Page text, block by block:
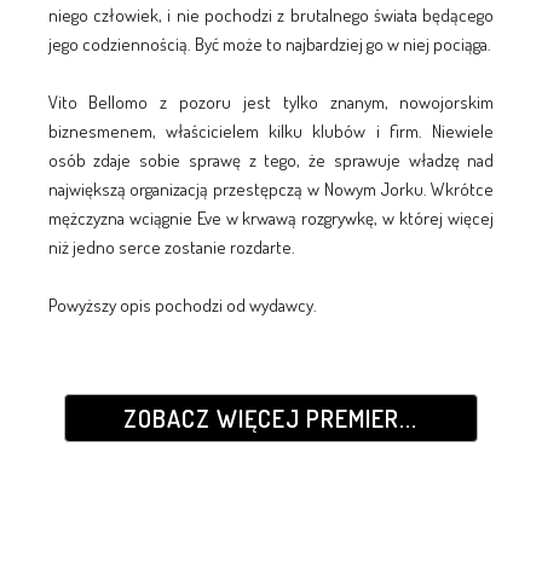
niego człowiek, i nie pochodzi z brutalnego świata będącego
jego codziennością. Być może to najbardziej go w niej pociąga.
Vito Bellomo z pozoru jest tylko znanym, nowojorskim
biznesmenem, właścicielem kilku klubów i firm. Niewiele
osób zdaje sobie sprawę z tego, że sprawuje władzę nad
największą organizacją przestępczą w Nowym Jorku. Wkrótce
mężczyzna wciągnie Eve w krwawą rozgrywkę, w której więcej
niż jedno serce zostanie rozdarte.
Powyższy opis pochodzi od wydawcy.
ZOBACZ WIĘCEJ PREMIER...